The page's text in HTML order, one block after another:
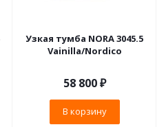
Узкая тумба NORA 3045.5
Vainilla/Nordico
58 800₽
В корзину